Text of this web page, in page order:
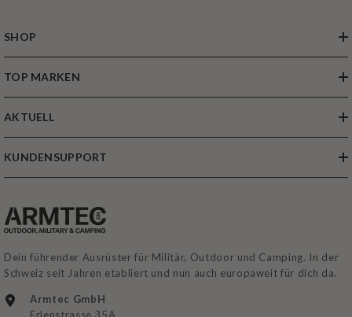
SHOP
TOP MARKEN
AKTUELL
KUNDENSUPPORT
Dein führender Ausrüster für Militär, Outdoor und Camping. In der
Schweiz seit Jahren etabliert und nun auch europaweit für dich da.
Armtec GmbH